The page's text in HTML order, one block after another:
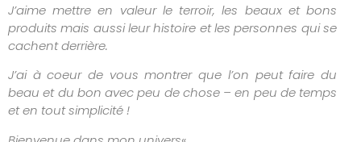
J’aime mettre en valeur le terroir, les beaux et bons
produits mais aussi leur histoire et les personnes qui se
cachent derrière.
J’ai à coeur de vous montrer que l’on peut faire du
beau et du bon avec peu de chose – en peu de temps
et en tout simplicité !